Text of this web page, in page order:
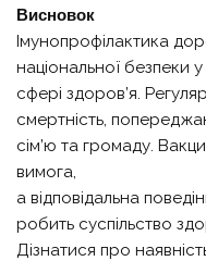
Висновок
Імунопрофілактика
національної безпеки у
сфері здоров’я.
смертність,
сім’ю та громаду.
вимога,
а відповідальна
робить суспільство
Дізнатися про